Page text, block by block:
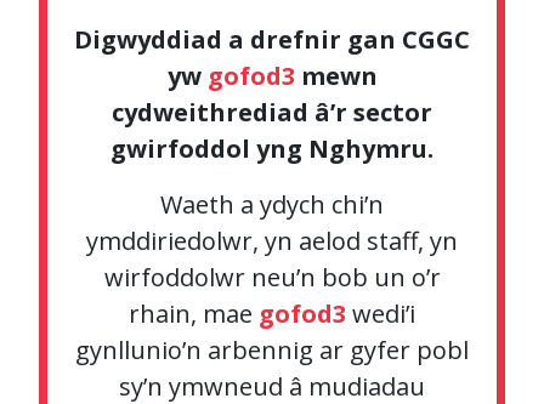
goresgyn heriau er budd eich mudiad a’ch
datblygiad personol.
Amrediad eang o bynciau a
thrafodaethau
Waeth a ydych chi eisiau denu mwy o gyllid,
gwella eich arferion gweithio, trafod y
datblygiadau diweddaraf i’r sector neu
edrych ar ddulliau gweithredu newydd, mae
rhywbeth i bawb.
cynlluniau ar gyfer y dyfodol gyda’n gilydd.
Gofyn cwestiynau heriol
Manteisiwch ar y cyfle i herio ein siaradwyr
a’n haelodau panel ar y materion sy’n
Digwyddiad a drefnir gan CGGC
yw gofod3 mewn
cydweithrediad â’r sector
gwirfoddol yng Nghymru.
Waeth a ydych chi’n
ymddiriedolwr, yn aelod staff, yn
wirfoddolwr neu’n bob un o’r
rhain, mae gofod3 wedi’i
gynllunio’n arbennig ar gyfer pobl
sy’n ymwneud â mudiadau